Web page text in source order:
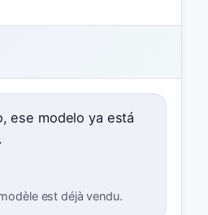
ese modelo ya está
.
est déjà vendu.